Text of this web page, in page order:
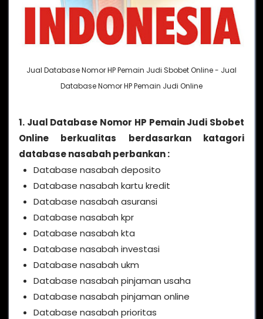
Jual Database Nomor HP Pemain Judi Sbobet Online - Jual
Database Nomor HP Pemain Judi Online
1. Jual Database Nomor HP Pemain Judi Sbobet
Online berkualitas berdasarkan katagori
database nasabah perbankan :
Database nasabah deposito
Database nasabah kartu kredit
Database nasabah asuransi
Database nasabah kpr
Database nasabah kta
Database nasabah investasi
Database nasabah ukm
Database nasabah pinjaman usaha
Database nasabah pinjaman online
Database nasabah prioritas